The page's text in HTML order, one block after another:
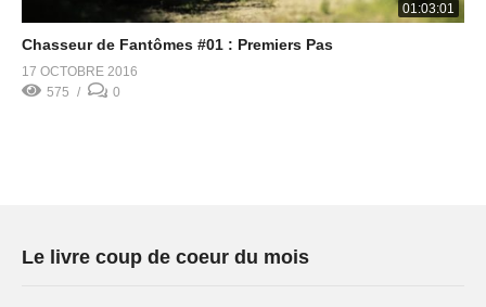
01:03:01
Chasseur de Fantômes #01 : Premiers Pas
17 OCTOBRE 2016
575
0
Le livre coup de coeur du mois